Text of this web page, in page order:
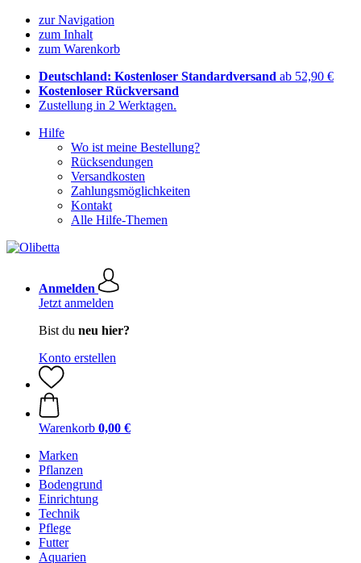
zur Navigation
zum Inhalt
zum Warenkorb
Deutschland: Kostenloser Standardversand ab 52,90 €
Kostenloser Rückversand
Zustellung in 2 Werktagen.
Hilfe
Wo ist meine Bestellung?
Rücksendungen
Versandkosten
Zahlungsmöglichkeiten
Kontakt
Alle Hilfe-Themen
Anmelden
Jetzt anmelden
Bist du neu hier?
Konto erstellen
Warenkorb 0,00 €
Marken
Pflanzen
Bodengrund
Einrichtung
Technik
Pflege
Futter
Aquarien